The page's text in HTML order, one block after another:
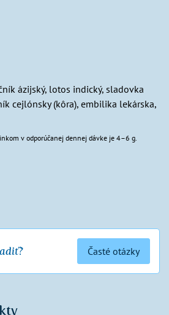
ázijský, lotos indický, sladovka
cejlónsky (kôra), embilika lekárska,
v odporúčanej dennej dávke je 4–6 g.
Časté otázky